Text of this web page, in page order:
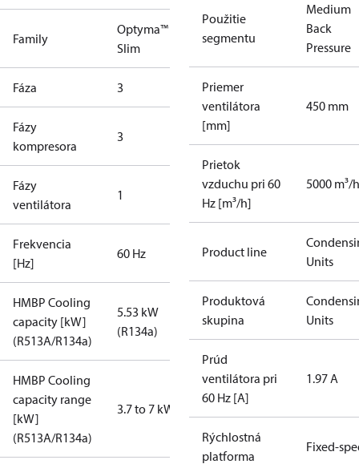
Family
Optyma™
Slim
Fáza 3
Fázy
kompresora
3
Fázy
ventilátora
1
Frekvencia
[Hz]
60 Hz
HMBP Cooling
capacity [kW]
(R513A/R134a)
5.53 kW
(R134a)
HMBP Cooling
capacity range
[kW]
(R513A/R134a)
3.7 to 7 kW
Použitie
segmentu
Medium
Back
Pressure
Priemer
ventilátora
[mm]
450 mm
Prietok
vzduchu pri 60
Hz [m³/h]
5000 m³/h
Product line
Units
Produktová
skupina
Units
Prúd
ventilátora pri
60 Hz [A]
1.97 A
Rýchlostná
platforma
Fixed-